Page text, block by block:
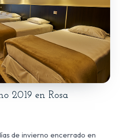
2019 en Rosa
de invierno encerrado en